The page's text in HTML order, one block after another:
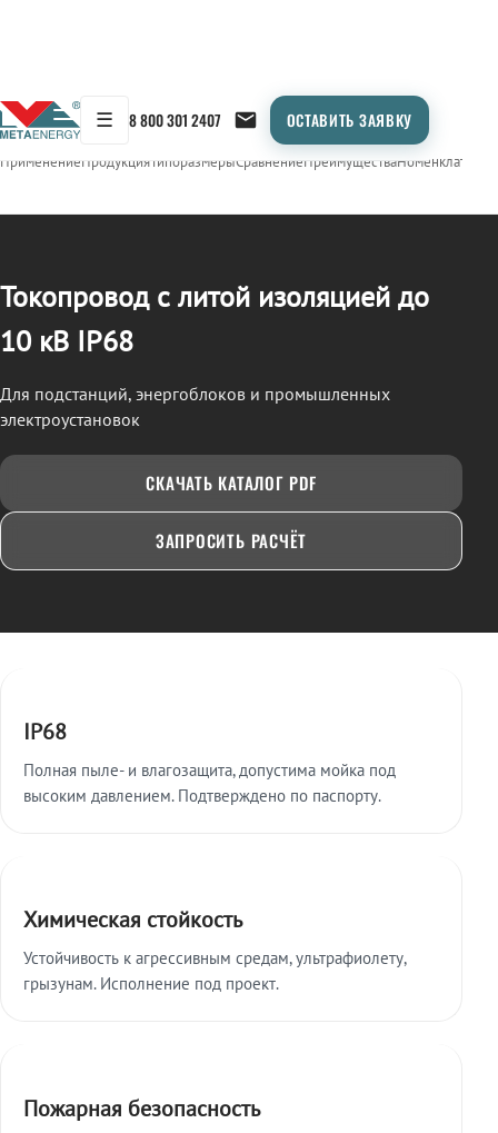
☰ 8 800 301 2407 ОСТАВИТЬ ЗАЯВКУ
← Продукция/ТОКОПРОВОД
ПрименениеПродукцияТипоразмерыСравнениеПреимуществаНоменклатура
Токопровод с литой изоляцией до
10 кВ IP68
Для подстанций, энергоблоков и промышленных
электроустановок
СКАЧАТЬ КАТАЛОГ PDF
ЗАПРОСИТЬ РАСЧЁТ
IP68
Полная пыле- и влагозащита, допустима мойка под
высоким давлением. Подтверждено по паспорту.
Химическая стойкость
Устойчивость к агрессивным средам, ультрафиолету,
грызунам. Исполнение под проект.
Пожарная безопасность